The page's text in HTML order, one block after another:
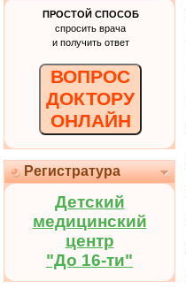
ПРОСТОЙ СПОСОБ
спросить врача
и получить ответ
ВОПРОС
ДОКТОРУ
ОНЛАЙН
Регистратура
Детский
медицинский
центр
"До 16-ти"